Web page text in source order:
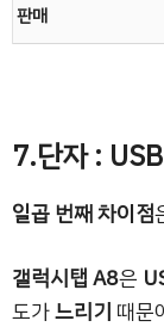
판매
7.단자 :
일곱 번째 차이점
갤럭시탭 A8은
도가느리기 때문